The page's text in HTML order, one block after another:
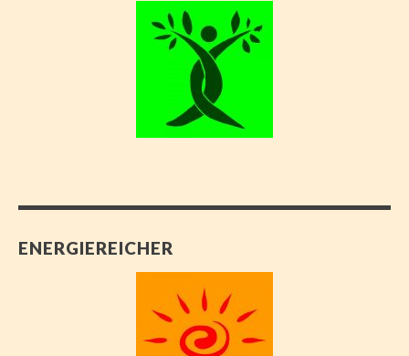
ENERGIEREICHER